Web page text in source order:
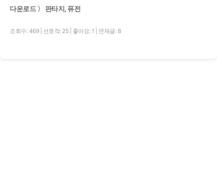
다운로드 〉 판타지, 퓨전
조회수: 469 선호작: 25 좋아요: 1 연재글: 8